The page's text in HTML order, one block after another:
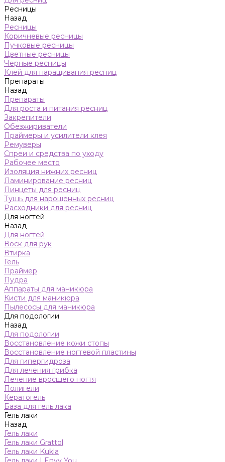
Ресницы
Назад
Ресницы
Коричневые ресницы
Пучковые ресницы
Цветные ресницы
Черные ресницы
Клей для наращивания ресниц
Препараты
Назад
Препараты
Для роста и питания ресниц
Закрепители
Обезжириватели
Праймеры и усилители клея
Ремуверы
Спреи и средства по уходу
Рабочее место
Изоляция нижних ресниц
Ламинирование ресниц
Пинцеты для ресниц
Тушь для нарощенных ресниц
Расходники для ресниц
Для ногтей
Назад
Для ногтей
Воск для рук
Втирка
Гель
Праймер
Пудра
Аппараты для маникюра
Кисти для маникюра
Пылесосы для маникюра
Для подологии
Назад
Для подологии
Восстановление кожи стопы
Восстановление ногтевой пластины
Для гипергидроза
Для лечения грибка
Лечение вросшего ногтя
Полигели
Кератогель
База для гель лака
Гель лаки
Назад
Гель лаки
Гель лаки Grattol
Гель лаки Kukla